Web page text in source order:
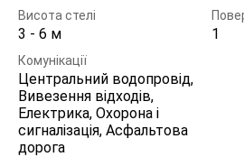
Висота стелі
3 - 6 м 1
Комунікації
Центральний водопровід,
Вивезення відходів,
Електрика, Охорона і
сигналізація, Асфальтова
дорога